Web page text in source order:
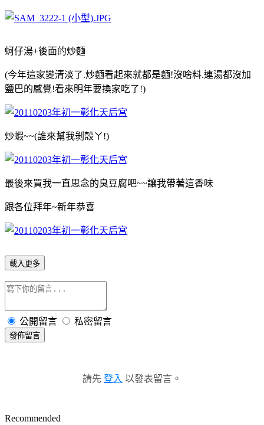
蚵仔湯+後面的炒麵
(今年這家變清淡了.炒麵看起來就都是麵!沒啥料.連湯都沒加
鹽巴的感覺!看來明年要換家吃了!)
炒蝦~~(誰來幫我剝殼ㄚ!)
最後來買我一直思念的臭豆腐吧~~讓我帶著這香味
跟各位拜年~新年恭喜
載入更多
公開留言 私密留言
發佈留言
請先 登入 以發表留言。
Recommended